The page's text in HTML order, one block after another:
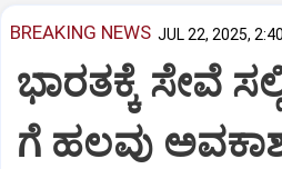
BREAKING NEWS JUL 22, 2025,
ಭಾರತಕ್ಕೆ ಸೇವೆ
ಗೆ ಹಲವು